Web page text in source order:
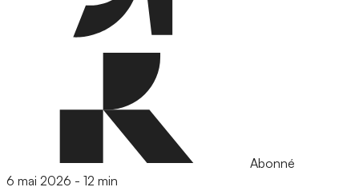
Abonné
6 mai 2026 - 12 min